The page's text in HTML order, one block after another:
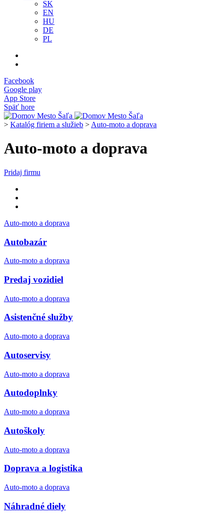
SK
EN
HU
DE
PL
Facebook
Google play
App Store
Späť hore
> Katalóg firiem a služieb > Auto-moto a doprava
Auto-moto a doprava
Pridaj firmu
Auto-moto a doprava
Autobazár
Auto-moto a doprava
Predaj vozidiel
Auto-moto a doprava
Asistenčné služby
Auto-moto a doprava
Autoservisy
Auto-moto a doprava
Autodoplnky
Auto-moto a doprava
Autoškoly
Auto-moto a doprava
Doprava a logistika
Auto-moto a doprava
Náhradné diely